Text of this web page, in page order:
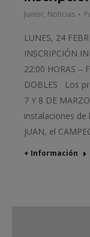
Junior, Noticias
LUNES, 24
INSCRIPCIÓN
22:00 HORAS –
DOBLES Los
7 Y 8 DE
instalaciones de
JUAN, el
+ Información